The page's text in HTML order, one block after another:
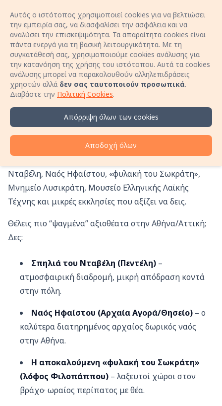
Είσοδος
Κλείσε διαμονή χωρίς προμήθειες κράτησης!
Μίλα απευθείας με τον οικοδεσπότη μέσω
τηλεφώνου και εξασφάλισε καλύτερη τιμή για τη
διαμονή σου!
Μάθε περισσότερα
Κρυμμένα αξιοθέατα
στην Αττική: Η «άλλη»
Αθήνα (Part 1)
Ψάχνεις τι άλλο να κάνεις στην Αθήνα; Ανακάλυψε
Νταβέλη, Ναός Ηφαίστου, «φυλακή του Σωκράτη»,
Μνημείο Λυσικράτη, Μουσείο Ελληνικής Λαϊκής
Τέχνης και μικρές εκκλησίες που αξίζει να δεις.
Θέλεις πιο “ψαγμένα” αξιοθέατα στην Αθήνα/Αττική;
Δες:
Σπηλιά του Νταβέλη (Πεντέλη) –
ατμοσφαιρική διαδρομή, μικρή απόδραση κοντά
στην πόλη.
Ναός Ηφαίστου (Αρχαία Αγορά/Θησείο) – ο
καλύτερα διατηρημένος αρχαίος δωρικός ναός
στην Αθήνα.
Η αποκαλούμενη «φυλακή του Σωκράτη»
(λόφος Φιλοπάππου) – λαξευτοί χώροι στον
βράχο· ωραίος περίπατος με θέα.
Αυτός ο ιστότοπος χρησιμοποιεί cookies για να βελτιώσει
την εμπειρία σας, να διασφαλίσει την ασφάλεια και να
αναλύσει την επισκεψιμότητα. Τα απαραίτητα cookies είναι
πάντα ενεργά για τη βασική λειτουργικότητα. Με τη
συγκατάθεσή σας, χρησιμοποιούμε cookies ανάλυσης για
την κατανόηση της χρήσης του ιστότοπου. Αυτά τα cookies
ανάλυσης μπορεί να παρακολουθούν αλληλεπιδράσεις
χρηστών αλλά δεν σας ταυτοποιούν προσωπικά.
Διαβάστε την Πολιτική Cookies.
Απόρριψη όλων των cookies
Αποδοχή όλων